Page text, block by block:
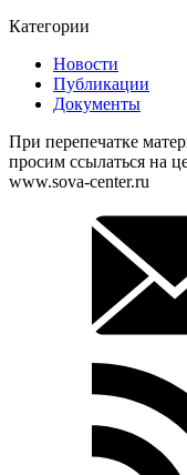
Категории
Новости
Публикации
Документы
При перепечатке
просим ссылаться на
www.sova-center.ru